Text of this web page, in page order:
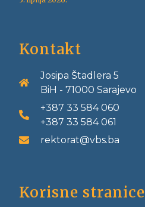
Kontakt
Josipa Štadlera 5
BiH - 71000 Sarajevo
+387 33 584 060
+387 33 584 061
rektorat@vbs.ba
Korisne stranice